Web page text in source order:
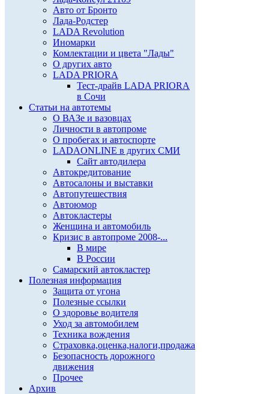
Авто от Бронто
Лада-Родстер
LADA Revolution
Иномарки
Комлектации и цвета "Лады"
О других авто
LADA PRIORA
Тест-драйв LADA PRIORA
в Сочи
Статьи на автотемы
О ВАЗе и вазовцах
Личности в автопроме
О пробегах и автоспорте
LADAONLINE в других СМИ
Сайт автодилера
Автокредитование
Автосалоны и выставки
Автопутешествия
Автоюмор
Автокластеры
Женщина и автомобиль
Кризис в автопроме 2008-...
В мире
В России
Самарский автокластер
Полезная информация
Защита от угона
Полезные ссылки
О здоровье водителя
Уход за автомобилем
Техника вождения
Страховка,оценка,налоги,продажа
Безопасность дорожного
движения
Прочее
Архив